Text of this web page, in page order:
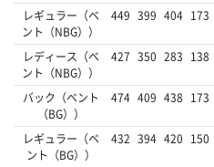
レギュラー（ベ
ント（NBG））
449 399 404 173
レディース（ベ
ント（NBG））
427 350 283 138
バック（ベント
（BG））
474 409 438 173
レギュラー（ベ
ント（BG））
432 394 420 150